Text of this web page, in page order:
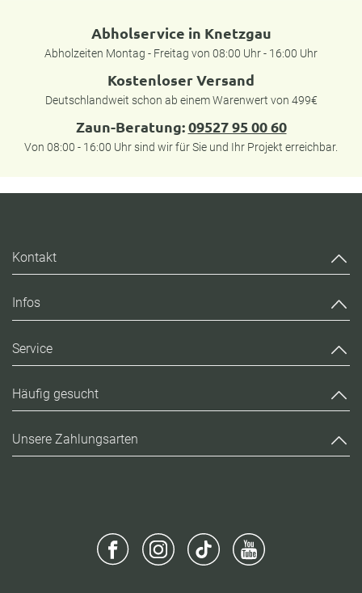
Abholservice in Knetzgau
Abholzeiten Montag - Freitag von 08:00 Uhr - 16:00 Uhr
Kostenloser Versand
Deutschlandweit schon ab einem Warenwert von 499€
Zaun-Beratung:09527 95 00 60
Von 08:00 - 16:00 Uhr sind wir für Sie und Ihr Projekt erreichbar.
Kontakt
Infos
Service
Häufig gesucht
Unsere Zahlungsarten